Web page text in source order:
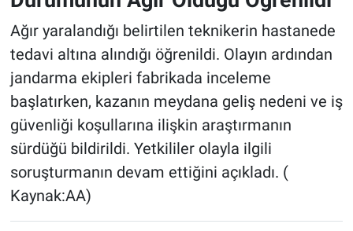
Ağır yaralandığı belirtilen teknikerin hastanede
tedavi altına alındığı öğrenildi. Olayın ardından
jandarma ekipleri fabrikada inceleme
başlatırken, kazanın meydana geliş nedeni ve iş
güvenliği koşullarına ilişkin araştırmanın
sürdüğü bildirildi. Yetkililer olayla ilgili
soruşturmanın devam ettiğini açıkladı. (
Kaynak:AA)